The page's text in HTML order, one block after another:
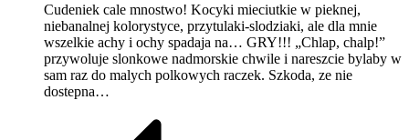
Cudeniek cale mnostwo! Kocyki mieciutkie w pieknej,
niebanalnej kolorystyce, przytulaki-slodziaki, ale dla mnie
wszelkie achy i ochy spadaja na… GRY!!! „Chlap, chalp!”
przywoluje slonkowe nadmorskie chwile i nareszcie bylaby w
sam raz do malych polkowych raczek. Szkoda, ze nie
dostepna…